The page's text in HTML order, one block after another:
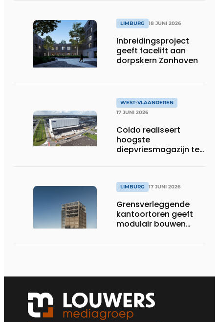
LIMBURG 18 JUNI 2026
Inbreidingsproject
geeft facelift aan
dorpskern Zonhoven
WEST-VLAANDEREN
17 JUNI 2026
Coldo realiseert
hoogste
diepvriesmagazijn ter
technische innovatie
en schaalgrootte
LIMBURG 17 JUNI 2026
Grensverleggende
kantoortoren geeft
modulair bouwen